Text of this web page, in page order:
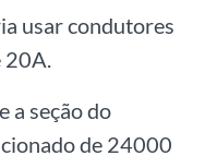
usar condutores
20A.
a seção do
de 24000